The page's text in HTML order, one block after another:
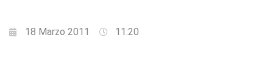
18 Marzo 2011 11:20